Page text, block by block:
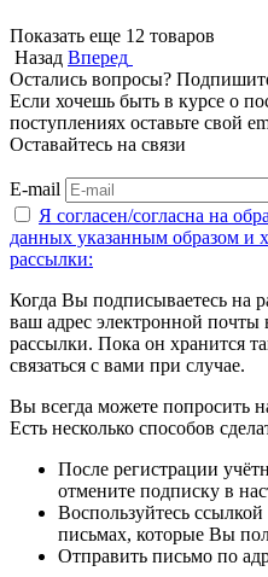
Показать еще 12 товаров
Назад Вперед
Остались вопросы?
Если хочешь быть в курсе о
поступлениях оставьте свой
Оставайтесь на связи
E-mail
Я согласен/согласна на
данных указанным образом и
рассылки:
Когда Вы подписываетесь на
ваш адрес электронной
рассылки. Пока он хранится
связаться с вами при случае.
Вы всегда можете попросить
Есть несколько способов
После регистрации
отмените подписку в
Воспользуйтесь
письмах, которые Вы
Отправить письмо по